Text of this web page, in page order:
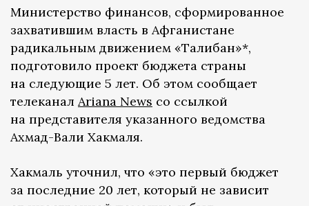
Министерство финансов, сформированное
захватившим власть в Афганистане
радикальным движением «Талибан»*,
подготовило проект бюджета страны
на следующие 5 лет. Об этом сообщает
телеканал Ariana News со ссылкой
на представителя указанного ведомства
Ахмад-Вали Хакмаля.
Хакмаль уточнил, что «это первый бюджет
за последние 20 лет, который не зависит